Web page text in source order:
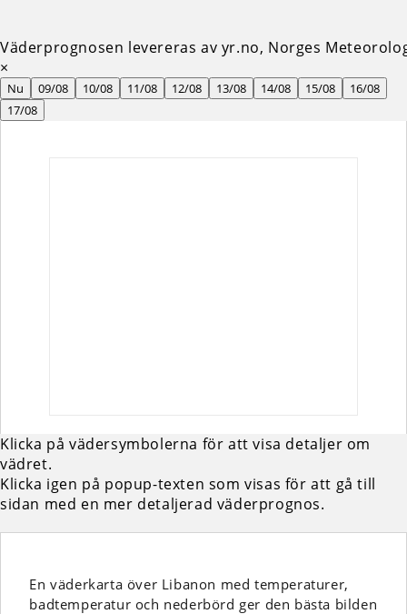
Väderprognosen levereras av yr.no, Norges
×
Nu 09/08 10/08 11/08 12/08 13/08 14/08 15/08
16/08
17/08
Klicka på vädersymbolerna för att visa detaljer om
vädret.
Klicka igen på popup-texten som visas för att gå till
sidan med en mer detaljerad väderprognos.
En väderkarta över Libanon med temperaturer,
badtemperatur och nederbörd ger den bästa bilden